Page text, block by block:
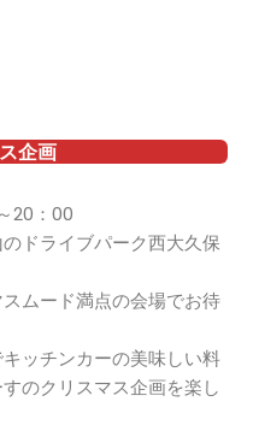
企画
20：00
ドライブパーク西大久保
ムード満点の会場でお待
ッチンカーの美味しい料
のクリスマス企画を楽し